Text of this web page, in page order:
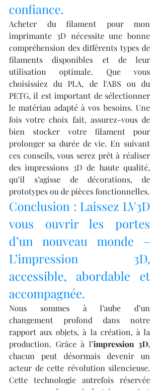
confiance.
Acheter du filament pour mon
imprimante 3D nécessite une bonne
compréhension des différents types de
filaments disponibles et de leur
utilisation optimale. Que vous
choisissiez du PLA, de l'ABS ou du
PETG, il est important de sélectionner
le matériau adapté à vos besoins. Une
fois votre choix fait, assurez-vous de
bien stocker votre filament pour
prolonger sa durée de vie. En suivant
ces conseils, vous serez prêt à réaliser
des impressions 3D de haute qualité,
qu’il s’agisse de décorations, de
prototypes ou de pièces fonctionnelles.
Conclusion : Laissez LV3D
vous ouvrir les portes
d’un nouveau monde –
L’impression 3D,
accessible, abordable et
accompagnée.
Nous sommes à l’aube d’un
changement profond dans notre
rapport aux objets, à la création, à la
production. Grâce à l’impression 3D,
chacun peut désormais devenir un
acteur de cette révolution silencieuse.
Cette technologie autrefois réservée